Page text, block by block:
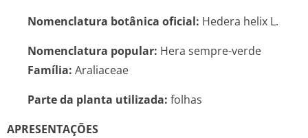
Nomenclatura botânica oficial: Hedera helix L.
Nomenclatura popular: Hera sempre-verde
Família: Araliaceae
Parte da planta utilizada: folhas
APRESENTAÇÕES